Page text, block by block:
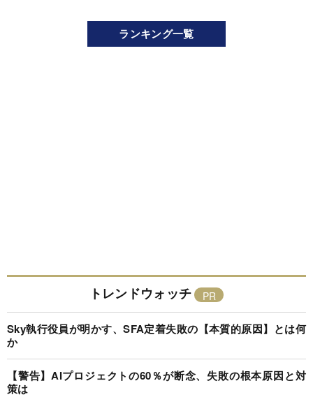
ランキング一覧
トレンドウォッチ
Sky執行役員が明かす、SFA定着失敗の【本質的原因】とは何
か
【警告】AIプロジェクトの60％が断念、失敗の根本原因と対
策は